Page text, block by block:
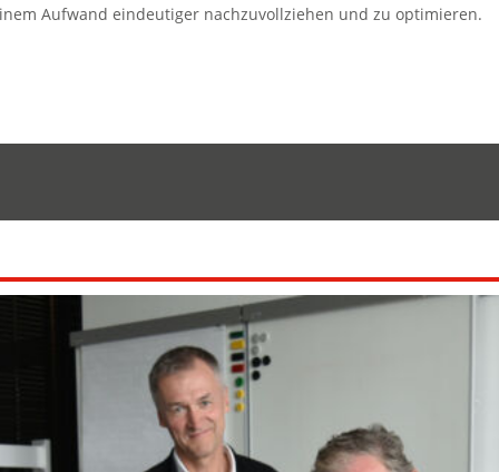
Aufwand eindeutiger nachzuvollziehen und zu optimieren.